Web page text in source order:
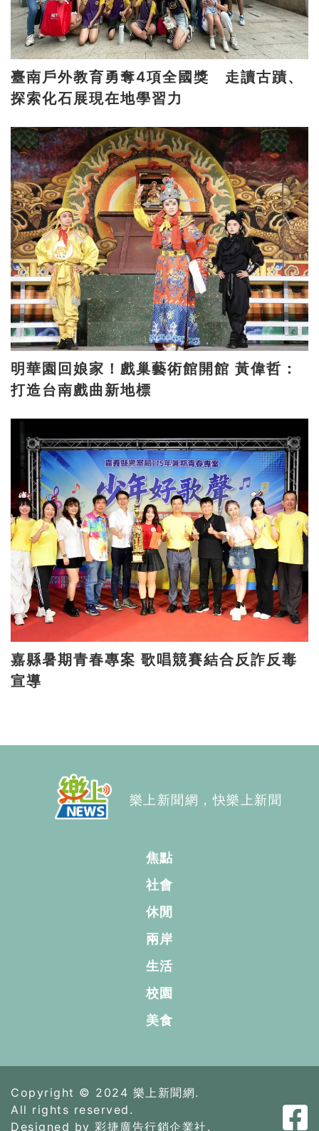
臺南戶外教育勇奪4項全國獎 走讀古蹟、
探索化石展現在地學習力
明華園回娘家！戲巢藝術館開館 黃偉哲：
打造台南戲曲新地標
嘉縣暑期青春專案 歌唱競賽結合反詐反毒
宣導
樂上新聞網，快樂上新聞
焦點
社會
休閒
兩岸
生活
校園
美食
Copyright © 2024 樂上新聞網.
All rights reserved.
Designed by 彩捷廣告行銷企業社.